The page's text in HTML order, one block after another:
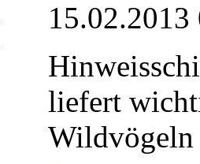
15.02.2013
liefert
Wildvögeln